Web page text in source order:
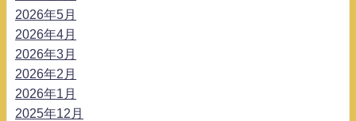
2026年5月
2026年4月
2026年3月
2026年2月
2026年1月
2025年12月